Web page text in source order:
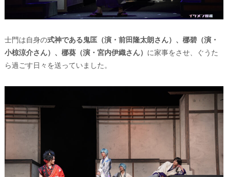
⼠⾨は自身の式神である鬼匡（演・前田隆太朗さん）、梛碧（演・
小椋涼介さん）、梛葵（演・宮内伊織さん） に家事をさせ、ぐうた
ら過ごす日々を送っていました。